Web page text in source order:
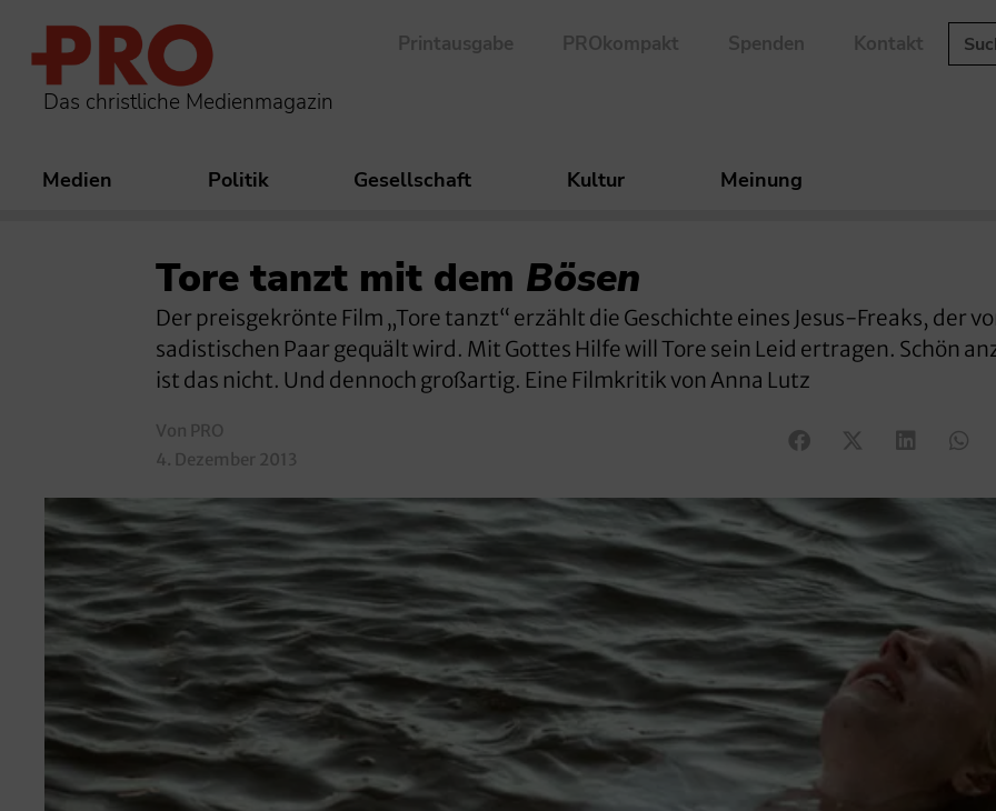
Das christliche Medienmagazin
Printausgabe PROkompakt Spenden Kontakt
Medien Politik Gesellschaft Kultur Meinung
Tore tanzt mit dem Bösen
Der preisgekrönte Film „Tore tanzt“ erzählt die Geschichte eines Jesus-Freaks, der
sadistischen Paar gequält wird. Mit Gottes Hilfe will Tore sein Leid ertragen. Schön
ist das nicht. Und dennoch großartig. Eine Filmkritik von Anna Lutz
Von PRO
4. Dezember 2013